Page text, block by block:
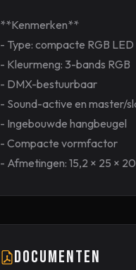
**Kenmerken**
- Type: compacte RGB LED
- Kleurmeng: 3-bands RGB
- DMX-bestuurbaar
- Sound-active en master/
- Ingebouwde hangbeugel
- Compacte vormfactor
- Afmetingen: 15,2 × 25 ×
Documenten